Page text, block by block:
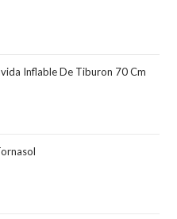
Inflable De Tiburon 70 Cm